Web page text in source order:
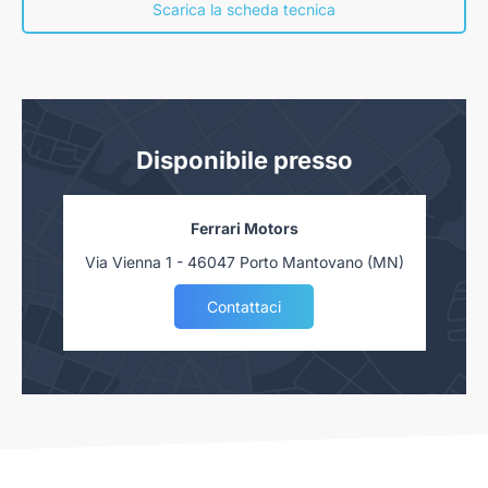
Scarica la scheda tecnica
Disponibile presso
Ferrari Motors
Via Vienna 1 - 46047 Porto Mantovano (MN)
Contattaci